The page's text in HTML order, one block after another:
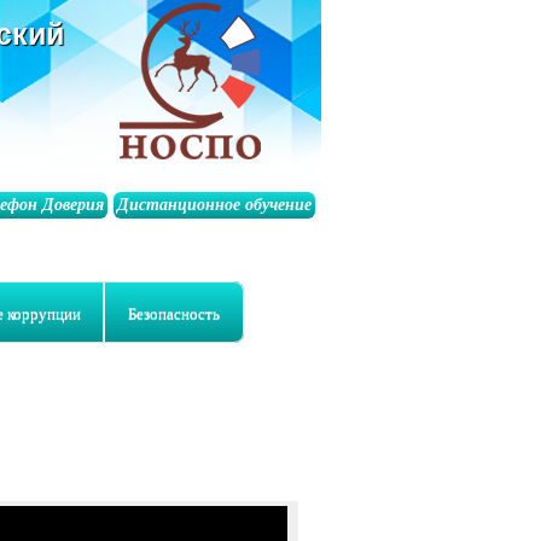
Дистанционное обучение
Доверия
коррупции Безопасность